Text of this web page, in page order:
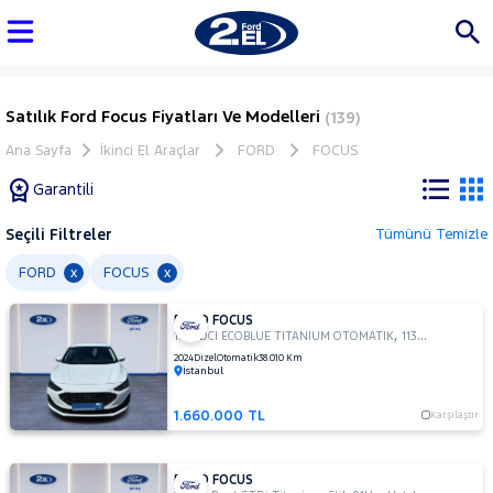
Satılık Ford Focus Fiyatları Ve Modelleri (139)
Ana Sayfa İkinci El Araçlar FORD FOCUS
Garantili
Tüm
AUDI
BMC
BMW
BYD
Seçili Filtreler Tümünü Temizle
FORD x FOCUS x
FORD FOCUS
1.5 TDCI ECOBLUE TITANIUM OTOMATIK,113Hp
2024DizelOtomatik38.010 Km
İstanbul
1.660.000 TL Karşılaştır
FORD FOCUS